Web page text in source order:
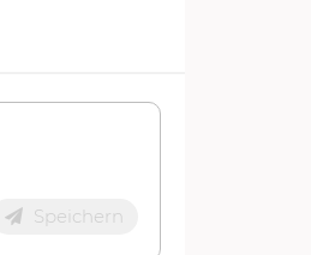
Speichern